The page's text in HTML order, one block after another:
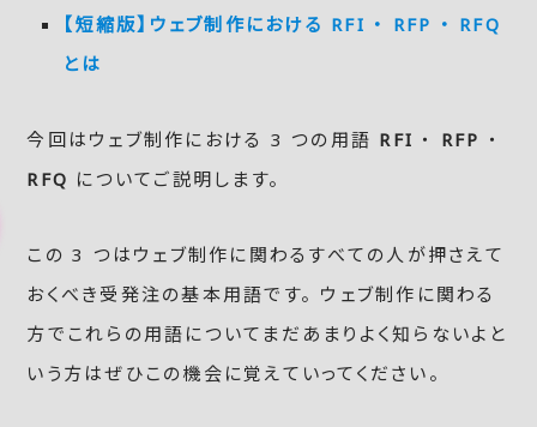
【短縮版】ウェブ制作における RFI ・ RFP ・ RFQ
とは
今回はウェブ制作における 3 つの用語 RFI ・ RFP ・
RFQ についてご説明します。
この 3 つはウェブ制作に関わるすべての人が押さえて
おくべき受発注の基本用語です。 ウェブ制作に関わる
方でこれらの用語についてまだあまりよく知らないよと
いう方はぜひこの機会に覚えていってください。